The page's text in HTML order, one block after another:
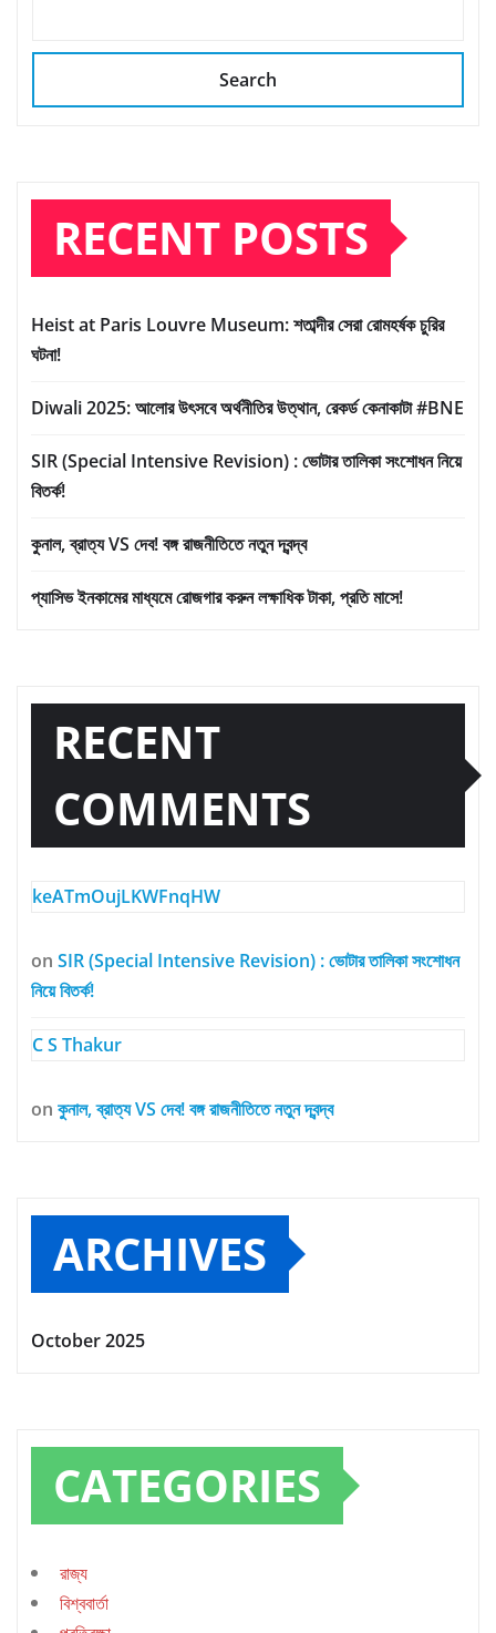
Search
RECENT POSTS
Heist at Paris Louvre Museum: শতাব্দীর সেরা রোমহর্ষক চুরির
ঘটনা!
Diwali 2025: আলোর উৎসবে অর্থনীতির উত্থান, রেকর্ড কেনাকাটা #BNE
SIR (Special Intensive Revision) : ভোটার তালিকা সংশোধন নিয়ে
বিতর্ক!
কুনাল, ব্রাত্য VS দেব! বঙ্গ রাজনীতিতে নতুন দ্বন্দ্ব
প্যাসিভ ইনকামের মাধ্যমে রোজগার করুন লক্ষাধিক টাকা, প্রতি মাসে!
RECENT
COMMENTS
keATmOujLKWFnqHW
on SIR (Special Intensive Revision) : ভোটার তালিকা সংশোধন
নিয়ে বিতর্ক!
C S Thakur
on কুনাল, ব্রাত্য VS দেব! বঙ্গ রাজনীতিতে নতুন দ্বন্দ্ব
ARCHIVES
October 2025
CATEGORIES
রাজ্য
বিশ্ববার্তা